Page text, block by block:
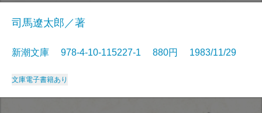
司馬遼太郎／著
新潮文庫 978-4-10-115227-1 880円 1983/11/29
文庫電子書籍あり